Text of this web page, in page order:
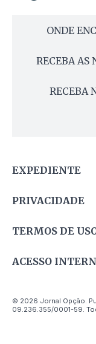
ONDE
RECEBA AS
RECEBA
EXPEDIENTE
PRIVACIDADE
TERMOS DE
ACESSO
© 2026 Jornal Opção.
09.236.355/0001-59.